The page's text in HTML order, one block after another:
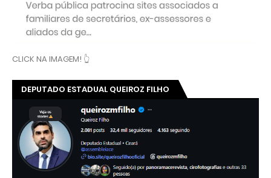
CLICK NA IMAGEM! 👆
DEPUTADO ESTADUAL QUEIROZ FILHO